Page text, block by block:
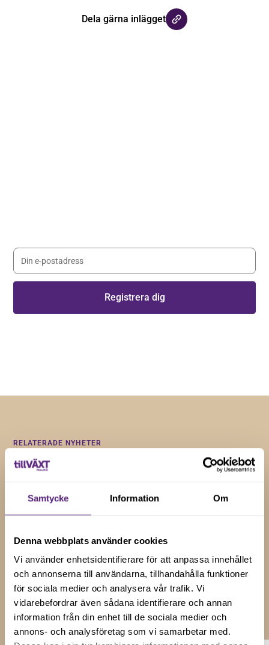
Samtycke Information Om
Denna webbplats använder cookies
Vi använder enhetsidentifierare för att anpassa innehållet
och annonserna till användarna, tillhandahålla funktioner
för sociala medier och analysera vår trafik. Vi
vidarebefordrar även sådana identifierare och annan
information från din enhet till de sociala medier och
annons- och analysföretag som vi samarbetar med.
Dela gärna inlägget
RELATERADE NYHETER
Insikter och tips för
företagstillväxt
Håll dig uppdaterad med våra senaste nyheter, artiklar
Visa alla